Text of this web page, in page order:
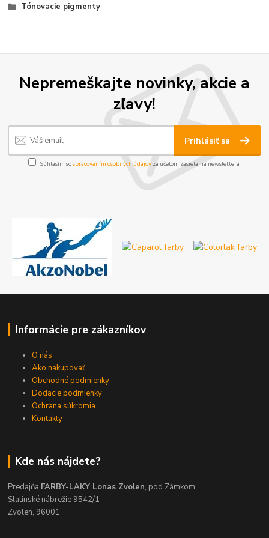
Tónovacie pigmenty
Nepremeškajte novinky, akcie a
zľavy!
Prihlásiť sa
Súhlasím sospracovaním osobných údajov za účelom zasielania newslettera.
Informácie pre zákazníkov
O nás
Ako nakupovať
Obchodné podmienky
Dodacie podmienky
Ochrana súkromia
Kontakty
Kde nás nájdete?
Predajňa FARBY-LAKY Lonas Zvolen, pod Zámkom
Slatinské nábrežie 9542/1
Zvolen, 96001